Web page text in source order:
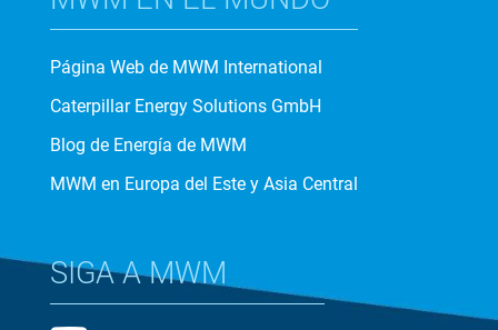
Página Web de MWM International
Caterpillar Energy Solutions GmbH
Blog de Energía de MWM
MWM en Europa del Este y Asia Central
SIGA A MWM